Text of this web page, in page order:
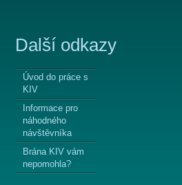
Další odkazy
Úvod do práce s
KIV
Informace pro
náhodného
návštěvníka
Brána KIV vám
nepomohla?